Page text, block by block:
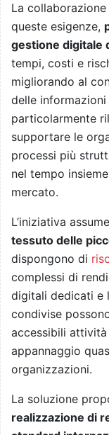
La
queste esigenze,
gestione digitale
tempi, costi e
migliorando al
delle
particolarmente
supportare le
processi più
nel tempo
mercato.
L’iniziativa assume
tessuto delle
dispongono di
complessi di
digitali dedicati e
condivise
accessibili
appannaggio
organizzazioni.
La soluzione
realizzazione di